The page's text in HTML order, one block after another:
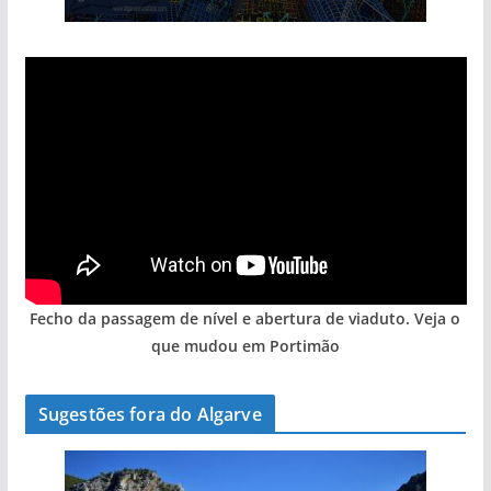
Fecho da passagem de nível e abertura de viaduto. Veja o
que mudou em Portimão
Sugestões fora do Algarve